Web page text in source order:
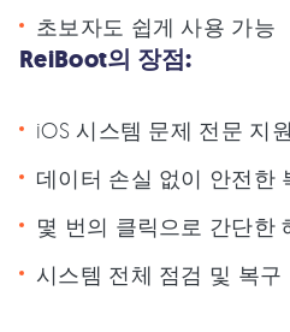
초보자도 쉽게 사용 가능
ReiBoot의 장점:
iOS 시스템 문제 전문 지원
데이터 손실 없이 안전한
몇 번의 클릭으로 간단한
시스템 전체 점검 및 복구